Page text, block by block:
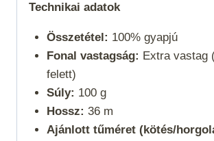
Technikai adatok
Összetétel: 100% gyapjú
Fonal vastagság: Extra vastag
felett)
Súly: 100 g
Hossz: 36 m
Ajánlott tűméret (kötés/